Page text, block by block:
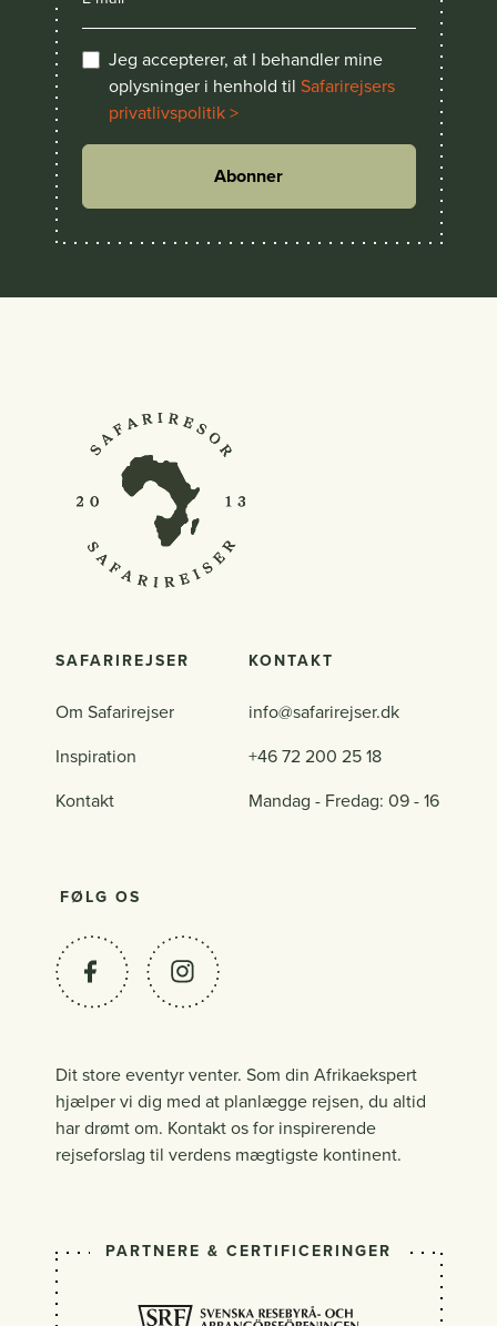
Jeg accepterer, at I behandler mine
oplysninger i henhold til Safarirejsers
privatlivspolitik >
Abonner
SAFARIREJSER
Om Safarirejser
Inspiration
Kontakt
KONTAKT
info@safarirejser.dk
+46 72 200 25 18
Mandag - Fredag: 09 - 16
FØLG OS
Dit store eventyr venter. Som din Afrikaekspert
hjælper vi dig med at planlægge rejsen, du altid
har drømt om. Kontakt os for inspirerende
rejseforslag til verdens mægtigste kontinent.
PARTNERE & CERTIFICERINGER